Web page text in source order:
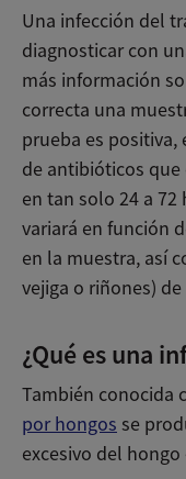
Una infección del
diagnosticar con
más información
correcta una
prueba es positiva,
de antibióticos
en tan solo 24 a
variará en función
en la muestra, así
vejiga o riñones)
¿Qué es una
También conocida
por hongos se
excesivo del